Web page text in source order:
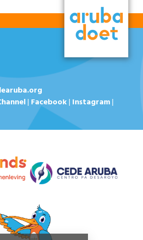
| Facebook| Instagram|